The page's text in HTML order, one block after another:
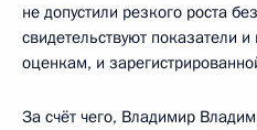
не допустили резкого роста
свидетельствуют показатели
оценкам, и
За счёт чего, Владимир